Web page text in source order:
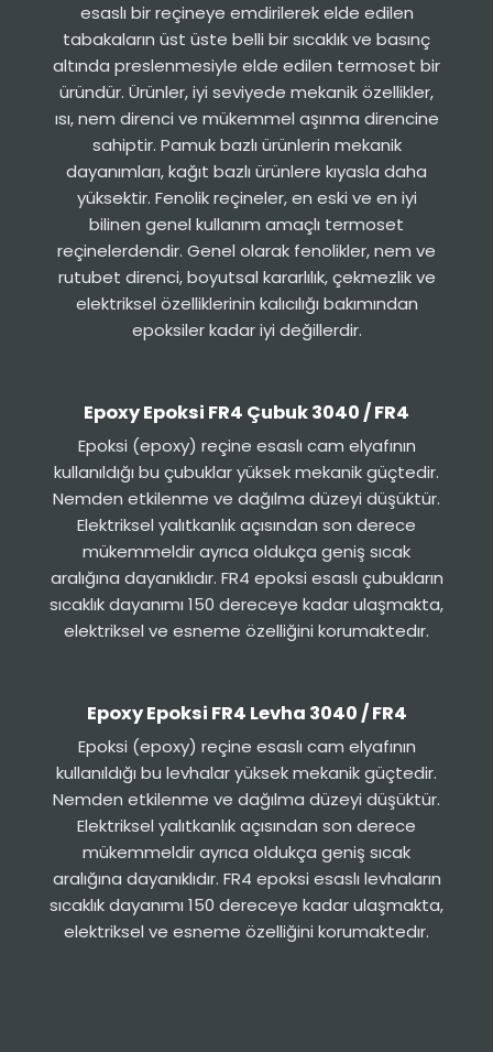
esaslı bir reçineye emdirilerek elde edilen
tabakaların üst üste belli bir sıcaklık ve basınç
altında preslenmesiyle elde edilen termoset bir
üründür. Ürünler, iyi seviyede mekanik özellikler,
ısı, nem direnci ve mükemmel aşınma direncine
sahiptir. Pamuk bazlı ürünlerin mekanik
dayanımları, kağıt bazlı ürünlere kıyasla daha
yüksektir. Fenolik reçineler, en eski ve en iyi
bilinen genel kullanım amaçlı termoset
reçinelerdendir. Genel olarak fenolikler, nem ve
rutubet direnci, boyutsal kararlılık, çekmezlik ve
elektriksel özelliklerinin kalıcılığı bakımından
epoksiler kadar iyi değillerdir.
Epoxy Epoksi FR4 Çubuk 3040 / FR4
Epoksi (epoxy) reçine esaslı cam elyafının
kullanıldığı bu çubuklar yüksek mekanik güçtedir.
Nemden etkilenme ve dağılma düzeyi düşüktür.
Elektriksel yalıtkanlık açısından son derece
mükemmeldir ayrıca oldukça geniş sıcak
aralığına dayanıklıdır. FR4 epoksi esaslı çubukların
sıcaklık dayanımı 150 dereceye kadar ulaşmakta,
elektriksel ve esneme özelliğini korumaktedır.
Epoxy Epoksi FR4 Levha 3040 / FR4
Epoksi (epoxy) reçine esaslı cam elyafının
kullanıldığı bu levhalar yüksek mekanik güçtedir.
Nemden etkilenme ve dağılma düzeyi düşüktür.
Elektriksel yalıtkanlık açısından son derece
mükemmeldir ayrıca oldukça geniş sıcak
aralığına dayanıklıdır. FR4 epoksi esaslı levhaların
sıcaklık dayanımı 150 dereceye kadar ulaşmakta,
elektriksel ve esneme özelliğini korumaktedır.